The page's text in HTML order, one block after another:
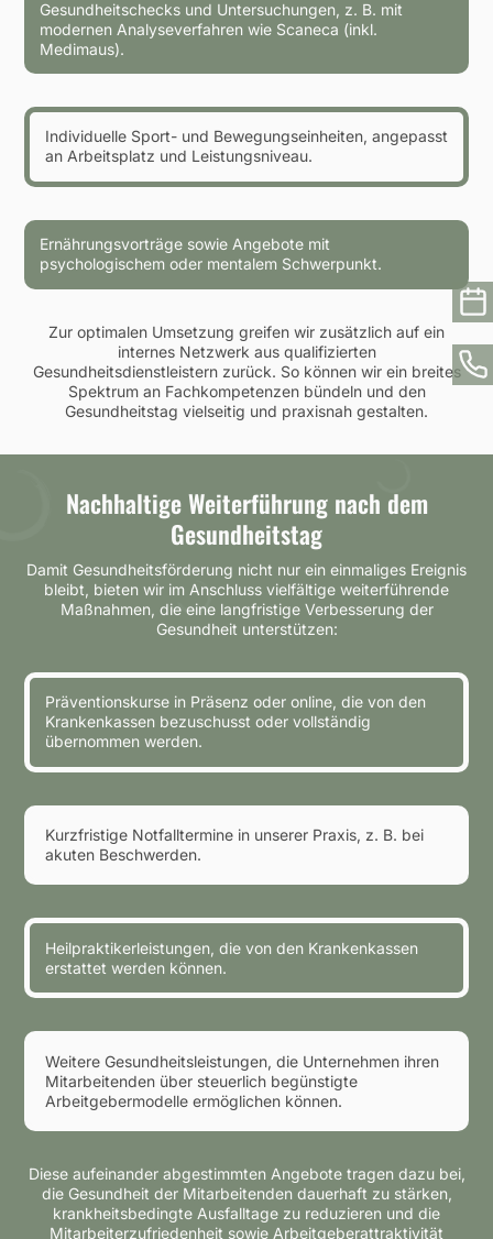
Gesundheitschecks und Untersuchungen, z. B. mit
modernen Analyseverfahren wie Scaneca (inkl.
Medimaus).
Individuelle Sport- und Bewegungseinheiten, angepasst
an Arbeitsplatz und Leistungsniveau.
Ernährungsvorträge sowie Angebote mit
psychologischem oder mentalem Schwerpunkt.
Zur optimalen Umsetzung greifen wir zusätzlich auf ein
internes Netzwerk aus qualifizierten
Gesundheitsdienstleistern zurück. So können wir ein breites
Spektrum an Fachkompetenzen bündeln und den
Gesundheitstag vielseitig und praxisnah gestalten.
Nachhaltige Weiterführung nach dem
Gesundheitstag
Damit Gesundheitsförderung nicht nur ein einmaliges Ereignis
bleibt, bieten wir im Anschluss vielfältige weiterführende
Maßnahmen, die eine langfristige Verbesserung der
Gesundheit unterstützen:
Präventionskurse in Präsenz oder online, die von den
Krankenkassen bezuschusst oder vollständig
übernommen werden.
Kurzfristige Notfalltermine in unserer Praxis, z. B. bei
akuten Beschwerden.
Heilpraktikerleistungen, die von den Krankenkassen
erstattet werden können.
Weitere Gesundheitsleistungen, die Unternehmen ihren
Mitarbeitenden über steuerlich begünstigte
Arbeitgebermodelle ermöglichen können.
Diese aufeinander abgestimmten Angebote tragen dazu bei,
die Gesundheit der Mitarbeitenden dauerhaft zu stärken,
krankheitsbedingte Ausfalltage zu reduzieren und die
Mitarbeiterzufriedenheit sowie Arbeitgeberattraktivität